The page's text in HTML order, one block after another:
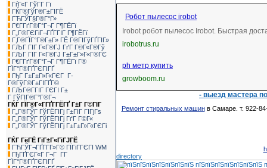
ГѓГ«Г ГўГ­Г Гї
ГЌГ®ГўГ®Г±ГІГЁ
ГЋГЎГ§Г®Г°Г»
Г€Г­ГґГ®Г°Г¬Г Г¶ГЁГї
Г„Г®ГЄГіГ¬ГҐГ­ГІГ Г¶ГЁГї
Г‚Г®ГЇГ°Г®Г±Г» ГЁ Г®ГІГўГҐГІГ»
ГЉГ ГІГ Г«Г®ГЈ ГґГ Г©Г«Г®Гў
ГЉГ ГІГ Г«Г®ГЈ Г±Г±Г»Г«Г®ГЄ
Г€Г­ГґГ®Г°Г¬Г Г¶ГЁГї Г®
ГЇГ°Г®ГҐГЄГІГҐ
ГђГ Г±Г±Г»Г«ГЄГ Г­
Г®ГўГ®Г±ГІГҐГ©
ГЉГ®Г­ГІГ ГЄГІ Г±
Г ГўГІГ®Г°Г®Г¬
ГЌГ ГЇГ®Г«Г­ГҐГ­ГЁГҐ Г±Г Г©ГІГ
Г„Г®ГЎГ ГўГЁГІГј Г±ГІГ ГІГјГѕ
Г„Г®ГЎГ ГўГЁГІГј ГґГ Г©Г«
Г„Г®ГЎГ ГўГЁГІГј Г±Г±Г»Г«ГЄГі
ГЌГ ГёГЁ ГіГ±Г«ГіГЈГЁ
ГЋГЎГ¬ГҐГ­Г­Г»Г© ГЇГіГ­ГЄГІ WM
ГђГҐГЄГ«Г Г¬Г Г­Г
ГЇГ°Г®ГҐГЄГІГҐ
Робот пылесос irobot
Irobot робот пылесос Irobot. Быстрая
irobotrus.ru
ph метр купить
growboom.ru
- выезд мастера
Ремонт стиральных машинв Самаре. т. 922-
directory